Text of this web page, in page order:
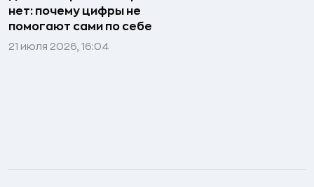
нет: почему цифры не
помогают сами по себе
21 июля 2026, 16:04